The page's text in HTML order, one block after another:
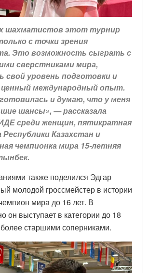
шахматистов этот турнир
с точки зрения
Это возможность сыграть с
сверстниками мира,
свой уровень подготовки и
международный опыт.
и думаю, что у меня
шансы», — рассказала
среди женщин, пятикратная
Республики Казахстан и
чемпионка мира 15-летняя
также поделился Эдгар
молодой гроссмейстер в истории
мира до 16 лет. В
он выступает в категории до 18
более старшими соперниками.